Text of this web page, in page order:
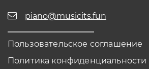
piano@musicits.fun
Пользовательское соглашение
Политика конфиденциальности